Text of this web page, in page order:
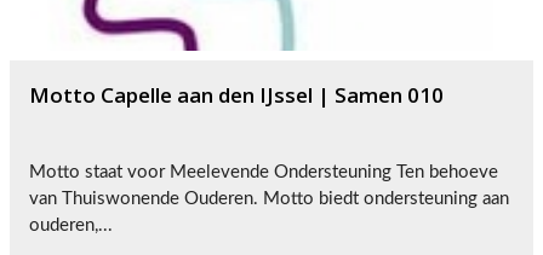
Motto Capelle aan den IJssel | Samen 010
Motto staat voor Meelevende Ondersteuning Ten behoeve
van Thuiswonende Ouderen. Motto biedt ondersteuning aan
ouderen,...